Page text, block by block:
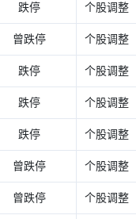
跌停 个股调整
曾跌停 个股调整
跌停 个股调整
跌停 个股调整
跌停 个股调整
曾跌停 个股调整
曾跌停 个股调整